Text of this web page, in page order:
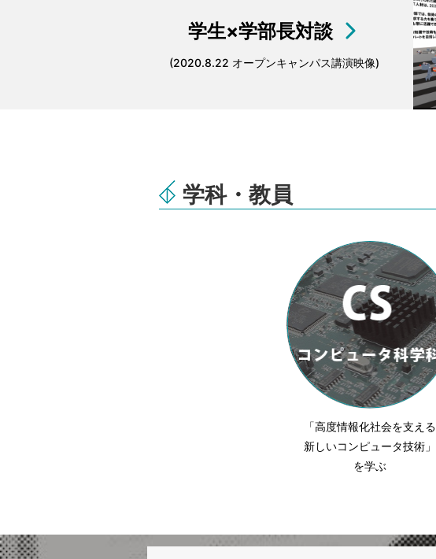
学生×学部長対談
(2020.8.22 オープンキャンパス講演映像)
学科・教員
「高度情報化社会を支える
新しいコンピュータ技術」
を学ぶ